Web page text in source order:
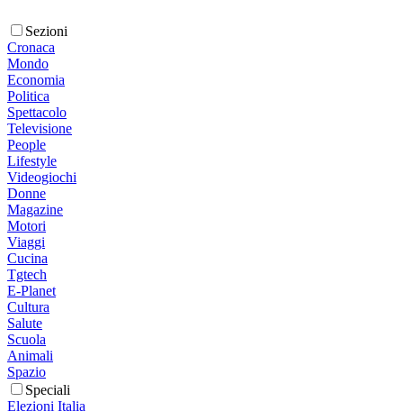
Sezioni
Cronaca
Mondo
Economia
Politica
Spettacolo
Televisione
People
Lifestyle
Videogiochi
Donne
Magazine
Motori
Viaggi
Cucina
Tgtech
E-Planet
Cultura
Salute
Scuola
Animali
Spazio
Speciali
Elezioni Italia